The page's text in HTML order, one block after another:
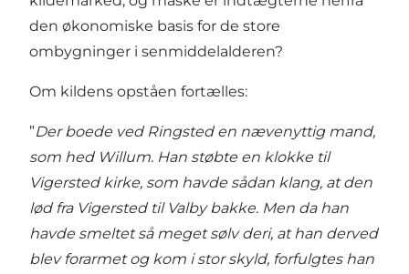
den økonomiske basis for de store
ombygninger i senmiddelalderen?
Om kildens opståen fortælles:
”Der boede ved Ringsted en nævenyttig mand,
som hed Willum. Han støbte en klokke til
Vigersted kirke, som havde sådan klang, at den
lød fra Vigersted til Valby bakke. Men da han
havde smeltet så meget sølv deri, at han derved
blev forarmet og kom i stor skyld, forfulg­tes han